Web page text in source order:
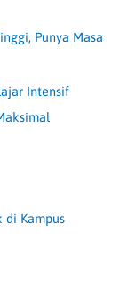
Punya Masa
Intensif
di Kampus